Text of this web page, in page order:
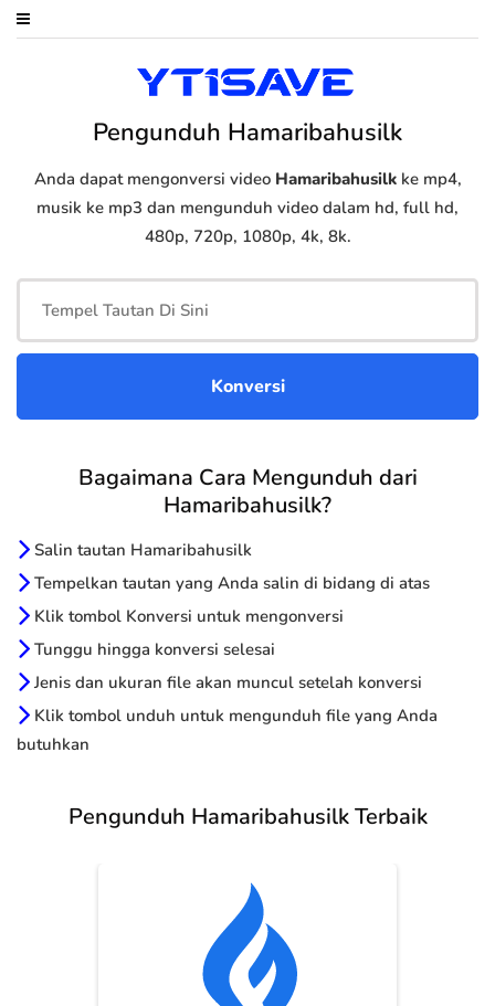
Pengunduh Hamaribahusilk
Anda dapat mengonversi video Hamaribahusilkke mp4,
musik ke mp3 dan mengunduh video dalam hd, full hd,
480p, 720p, 1080p, 4k, 8k.
Bagaimana Cara Mengunduh dari
Hamaribahusilk?
Salin tautan Hamaribahusilk
Tempelkan tautan yang Anda salin di bidang di atas
Klik tombol Konversi untuk mengonversi
Tunggu hingga konversi selesai
Jenis dan ukuran file akan muncul setelah konversi
Klik tombol unduh untuk mengunduh file yang Anda
butuhkan
Pengunduh Hamaribahusilk Terbaik